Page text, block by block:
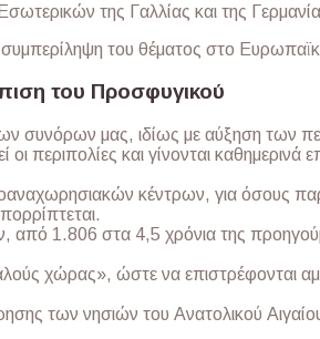
της Γαλλίας και της
του θέματος στο
του Προσφυγικού
συνόρων μας, ιδίως με αύξηση των
οι περιπολίες και γίνονται
κέντρων, για όσους
1.806 στα 4,5 χρόνια της
χώρας», ώστε να επιστρέφονται
των νησιών του Ανατολικού